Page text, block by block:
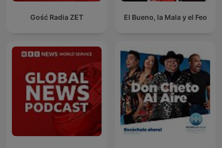
Gość Radia ZET El Bueno, la Mala y el Feo